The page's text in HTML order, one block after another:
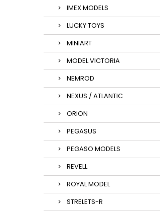
IMEX MODELS
LUCKY TOYS
MINIART
MODEL VICTORIA
NEMROD
NEXUS / ATLANTIC
ORION
PEGASUS
PEGASO MODELS
REVELL
ROYAL MODEL
STRELETS-R